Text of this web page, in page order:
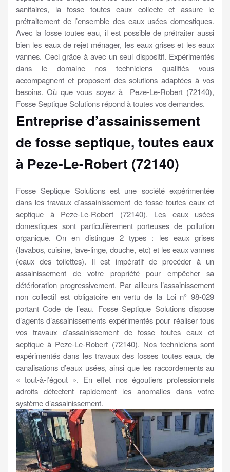
sanitaires, la fosse toutes eaux collecte et assure le
prétraitement de l’ensemble des eaux usées domestiques.
Avec la fosse toutes eau, il est possible de prétraiter aussi
bien les eaux de rejet ménager, les eaux grises et les eaux
vannes. Ceci grâce à avec un seul dispositif. Expérimentés
dans le domaine nos techniciens qualifiés vous
accompagnent et proposent des solutions adaptées à vos
besoins. Où que vous soyez à Peze-Le-Robert (72140),
Fosse Septique Solutions répond à toutes vos demandes.
Entreprise d’assainissement
de fosse septique, toutes eaux
à Peze-Le-Robert (72140)
Fosse Septique Solutions est une société expérimentée
dans les travaux d’assainissement de fosse toutes eaux et
septique à Peze-Le-Robert (72140). Les eaux usées
domestiques sont particulièrement porteuses de pollution
organique. On en distingue 2 types : les eaux grises
(lavabos, cuisine, lave-linge, douche, etc) et les eaux vannes
(eaux des toilettes). Il est impératif de procéder à un
assainissement de votre propriété pour empêcher sa
détérioration progressivement. Par ailleurs l’assainissement
non collectif est obligatoire en vertu de la Loi n° 98-029
portant Code de l’eau. Fosse Septique Solutions dispose
d’agents d’assainissements expérimentés pour réaliser tous
vos travaux d’assainissement de fosse toutes eaux et
septique à Peze-Le-Robert (72140). Nos techniciens sont
expérimentés dans les travaux des fosses toutes eaux, de
canalisations d’eaux usées, ainsi que les raccordements au
« tout-à-l’égout ». En effet nos égoutiers professionnels
adroits détectent rapidement les anomalies dans votre
système d’assainissement.